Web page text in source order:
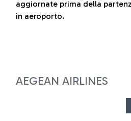
aggiornate prima della
in aeroporto.
AEGEAN AIRLINES